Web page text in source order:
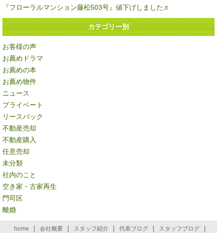
『フローラルマンション藤松503号』値下げしました♬
カテゴリー別
お客様の声
お薦めドラマ
お薦めの本
お薦め物件
ニュース
プライベート
リースバック
不動産売却
不動産購入
任意売却
未分類
社内のこと
空き家・古家再生
門司区
離婚
home | 会社概要 | スタッフ紹介 | 代表ブログ | スタッフブログ |